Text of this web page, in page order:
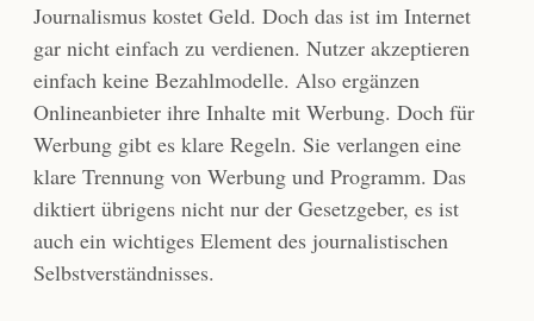
Journalismus kostet Geld. Doch das ist im Internet
gar nicht einfach zu verdienen. Nutzer akzeptieren
einfach keine Bezahlmodelle. Also ergänzen
Onlineanbieter ihre Inhalte mit Werbung. Doch für
Werbung gibt es klare Regeln. Sie verlangen eine
klare Trennung von Werbung und Programm. Das
diktiert übrigens nicht nur der Gesetzgeber, es ist
auch ein wichtiges Element des journalistischen
Selbstverständnisses.